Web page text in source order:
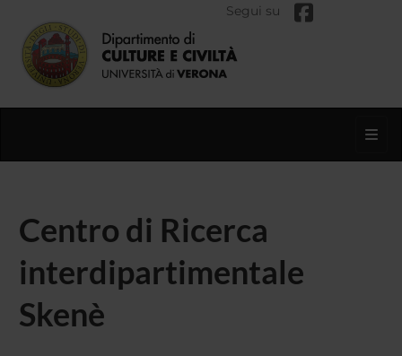
Segui su
Centro di Ricerca
interdipartimentale
Skenè